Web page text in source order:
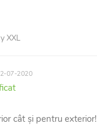
XXL
07-2020
cât și pentru exterior!